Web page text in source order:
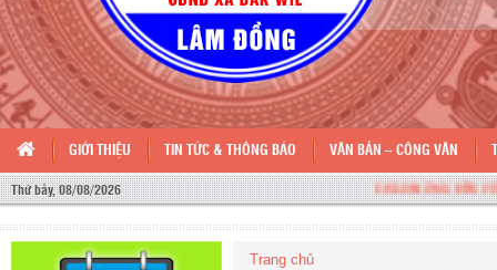
GIỚI THIỆU TIN TỨC & THÔNG BÁO VĂN BẢN – CÔNG VĂN
Thứ bảy, 08/08/2026 CHÀO MỪNG ĐẾN VỚI WEBSITE
Trang chủ